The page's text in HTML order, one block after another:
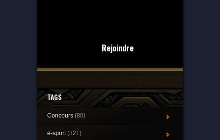
Rejoindre
TAGS
Concours (80)
e-sport(321)